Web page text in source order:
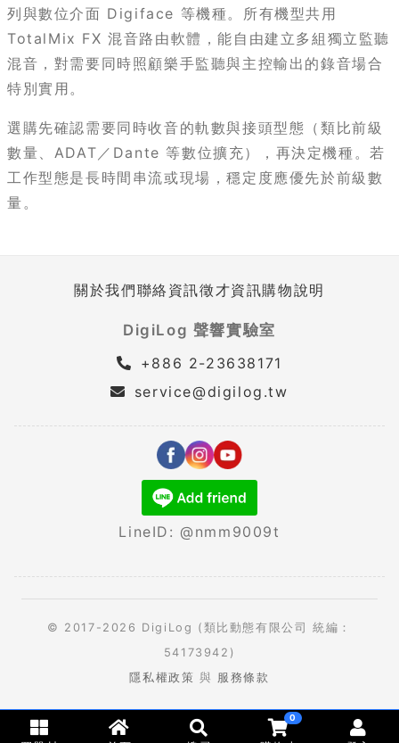
列與數位介面 Digiface 等機種。所有機型共用
TotalMix FX 混音路由軟體，能自由建立多組獨立監聽
混音，對需要同時照顧樂手監聽與主控輸出的錄音場合
特別實用。
選購先確認需要同時收音的軌數與接頭型態（類比前級
數量、ADAT／Dante 等數位擴充），再決定機種。若
工作型態是長時間串流或現場，穩定度應優先於前級數
量。
關於我們聯絡資訊徵才資訊購物說明
DigiLog 聲響實驗室
+886 2-23638171
service@digilog.tw
LineID: @nmm9009t
© 2017-2026 DigiLog (類比動態有限公司 統編：
54173942)
隱私權政策 與 服務條款
0